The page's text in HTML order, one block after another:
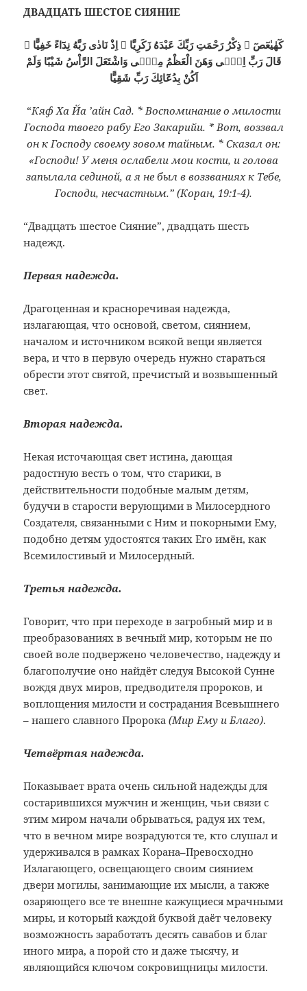
ДВАДЦАТЬ ШЕСТОЕ СИЯНИЕ
كٓهٰيٰعٓصٓ ۞ ذِكْرُ رَحْمَتِ رَبِّكَ عَبْدَهُ زَكَرِيَّا ۞ اِذْ نَادٰى رَبَّهُ نِدَٓاءً خَفِيًّا ۞
قَالَ رَبِّ اِنّٖى وَهَنَ الْعَظْمُ مِنّٖى وَاشْتَعَلَ الرَّاْسُ شَيْبًا وَلَمْ
اَكُنْ بِدُعَٓائِكَ رَبِّ شَقِيًّا
“Кяф Ха Йа ’айн Сад. * Воспоминание о милости
Господа твоего рабу Его Закарийи. * Вот, воззвал
он к Господу своему зовом тайным. * Сказал он:
«Господи! У меня ослабели мои кости, и голова
запылала сединой, а я не был в воззваниях к Тебе,
Господи, несчастным.” (Коран, 19:1-4).
“Двадцать шестое Сияние”, двадцать шесть
надежд.
Первая надежда.
Драгоценная и красноречивая надежда,
излагающая, что основой, светом, сиянием,
началом и источником всякой вещи является
вера, и что в первую очередь нужно стараться
обрести этот святой, пречистый и возвышенный
свет.
Вторая надежда.
Некая источающая свет истина, дающая
радостную весть о том, что старики, в
действительности подобные малым детям,
будучи в старости верующими в Милосердного
Создателя, связанными с Ним и покорными Ему,
подобно детям удостоятся таких Его имён, как
Всемилостивый и Милосердный.
Третья надежда.
Говорит, что при переходе в загробный мир и в
преобразованиях в вечный мир, которым не по
своей воле подвержено человечество, надежду и
благополучие оно найдёт следуя Высокой Сунне
вождя двух миров, предводителя пророков, и
воплощения милости и сострадания Всевышнего
– нашего славного Пророка(Мир Ему и Благо).
Четвёртая надежда.
Показывает врата очень сильной надежды для
состарившихся мужчин и женщин, чьи связи с
этим миром начали обрываться, радуя их тем,
что в вечном мире возрадуются те, кто слушал и
удерживался в рамках Корана–Превосходно
Излагающего, освещающего своим сиянием
двери могилы, занимающие их мысли, а также
озаряющего все те внешне кажущиеся мрачными
миры, и который каждой буквой даёт человеку
возможность заработать десять савабов и благ
иного мира, а порой сто и даже тысячу, и
являющийся ключом сокровищницы милости.